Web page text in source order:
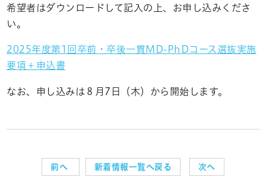
希望者はダウンロードして記入の上、お申し込みくださ
い。
2025年度第1回卒前・卒後一貫MD-PhDコース選抜実施
要項＋申込書
なお、申し込みは８月7日（木）から開始します。
前へ 新着情報一覧へ戻る 次へ